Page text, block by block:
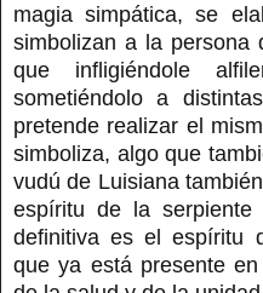
magia simpática, se
simbolizan a la persona
que infligiéndole
sometiéndolo a
pretende realizar el
simboliza, algo que
vudú de Luisiana
espíritu de la
definitiva es el espíritu
que ya está presente